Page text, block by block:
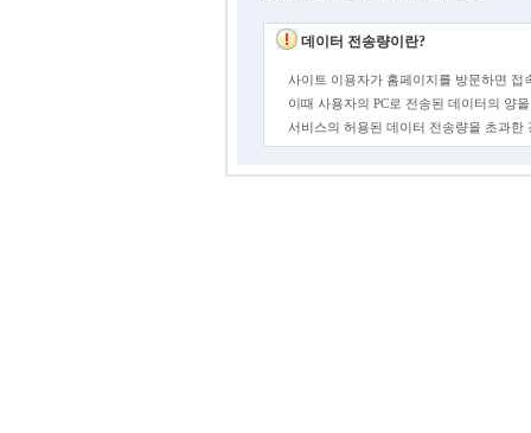
데이터 전송량이란?
사이트 이용자가 홈페이지를 방문하면 접
이때 사용자의 PC로 전송된 데이터의 양
서비스의 허용된 데이터 전송량을 초과